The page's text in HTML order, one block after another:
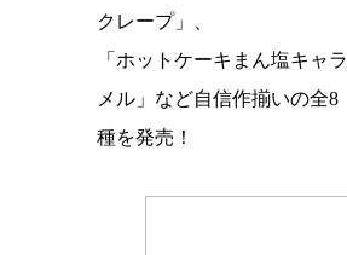
クレープ」、
「ホットケーキまん塩キャラ
メル」など自信作揃いの全8
種を発売！